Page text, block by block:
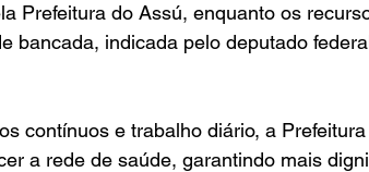
Prefeitura do Assú, enquanto os
bancada, indicada pelo deputado
contínuos e trabalho diário, a
a rede de saúde, garantindo mais